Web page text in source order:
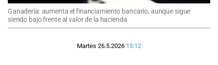
Ganadería: aumenta el financiamiento bancario, aunque sigue
siendo bajo frente al valor de la hacienda
Martes 26.5.2026 15:12